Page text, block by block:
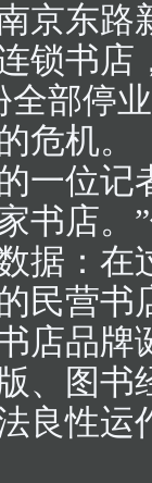
京东路
锁书店
全部停
危机。
一位
书店。
据：在
民营书
店品牌
、图书
良性运